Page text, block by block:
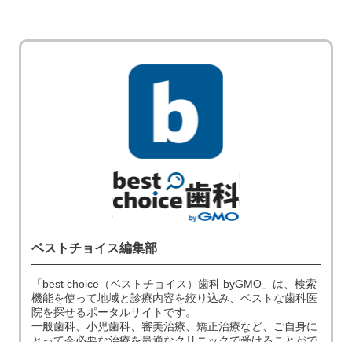
ベストチョイス編集部
「best choice（ベストチョイス）歯科 byGMO」は、検索
機能を使って地域と診療内容を絞り込み、ベストな歯科医
院を探せるポータルサイトです。
一般歯科、小児歯科、審美治療、矯正治療など、ご自身に